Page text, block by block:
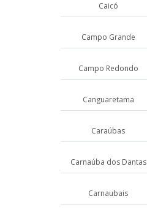
Caicó
Campo Grande
Campo Redondo
Canguaretama
Caraúbas
Carnaúba dos Dantas
Carnaubais